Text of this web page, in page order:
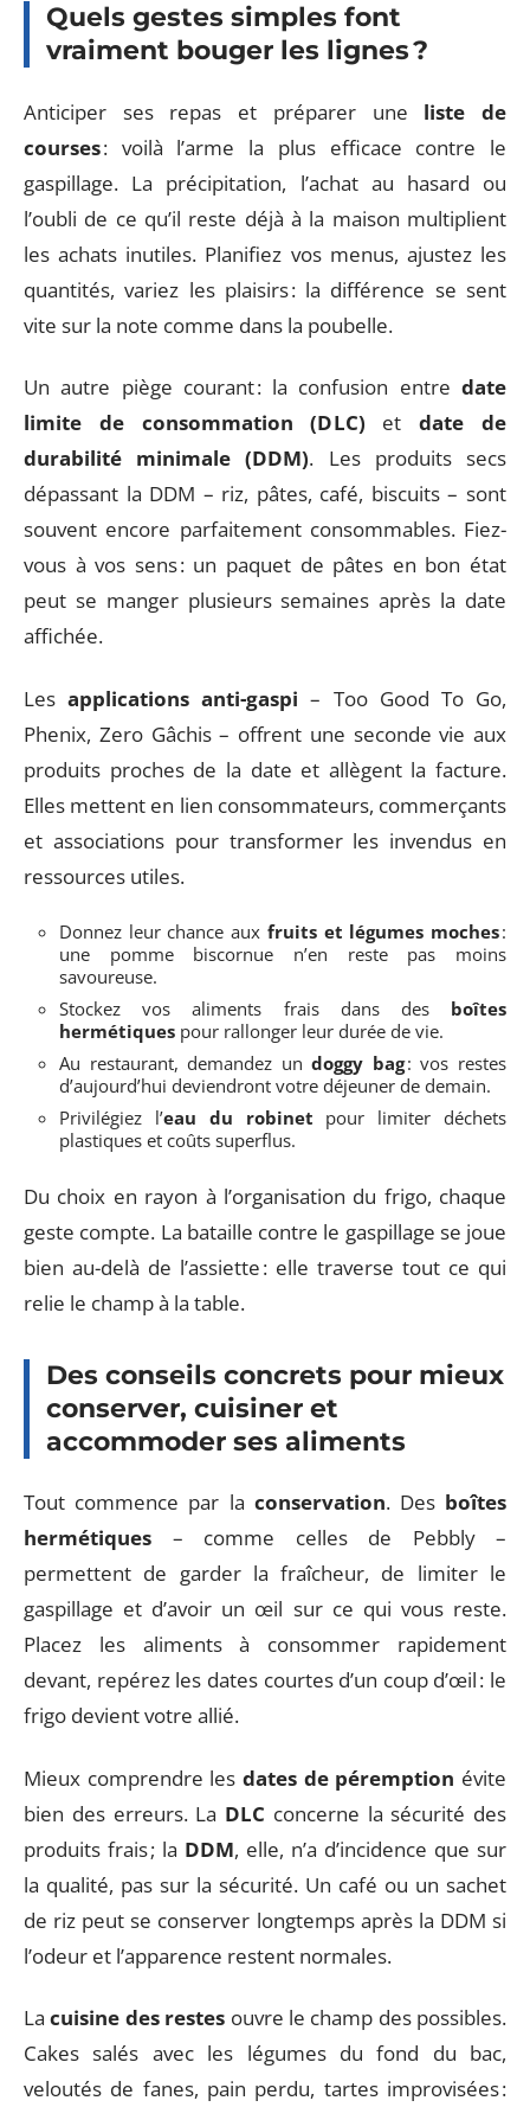
Quels gestes simples font
vraiment bouger les lignes ?
Anticiper ses repas et préparer une liste de
courses: voilà l’arme la plus efficace contre le
gaspillage. La précipitation, l’achat au hasard ou
l’oubli de ce qu’il reste déjà à la maison multiplient
les achats inutiles. Planifiez vos menus, ajustez les
quantités, variez les plaisirs : la différence se sent
vite sur la note comme dans la poubelle.
Un autre piège courant : la confusion entre date
limite de consommation (DLC) etdate de
durabilité minimale (DDM). Les produits secs
dépassant la DDM – riz, pâtes, café, biscuits – sont
souvent encore parfaitement consommables. Fiez-
vous à vos sens : un paquet de pâtes en bon état
peut se manger plusieurs semaines après la date
affichée.
Lesapplications anti-gaspi – Too Good To Go,
Phenix, Zero Gâchis – offrent une seconde vie aux
produits proches de la date et allègent la facture.
Elles mettent en lien consommateurs, commerçants
et associations pour transformer les invendus en
ressources utiles.
Donnez leur chance aux fruits et légumes moches:
une pomme biscornue n’en reste pas moins
savoureuse.
Stockez vos aliments frais dans des boîtes
hermétiques pour rallonger leur durée de vie.
Au restaurant, demandez undoggy bag: vos restes
d’aujourd’hui deviendront votre déjeuner de demain.
Privilégiez l’eau du robinet pour limiter déchets
plastiques et coûts superflus.
Du choix en rayon à l’organisation du frigo, chaque
geste compte. La bataille contre le gaspillage se joue
bien au-delà de l’assiette : elle traverse tout ce qui
relie le champ à la table.
Des conseils concrets pour mieux
conserver, cuisiner et
accommoder ses aliments
Tout commence par la conservation. Des boîtes
hermétiques – comme celles de Pebbly –
permettent de garder la fraîcheur, de limiter le
gaspillage et d’avoir un œil sur ce qui vous reste.
Placez les aliments à consommer rapidement
devant, repérez les dates courtes d’un coup d’œil : le
frigo devient votre allié.
Mieux comprendre les dates de péremption évite
bien des erreurs. La DLC concerne la sécurité des
produits frais ; la DDM, elle, n’a d’incidence que sur
la qualité, pas sur la sécurité. Un café ou un sachet
de riz peut se conserver longtemps après la DDM si
l’odeur et l’apparence restent normales.
Lacuisine des restes ouvre le champ des possibles.
Cakes salés avec les légumes du fond du bac,
veloutés de fanes, pain perdu, tartes improvisées :